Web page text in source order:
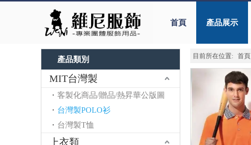
首頁 產品展示
產品類別
MIT台灣製
客製化商品/贈品/熱昇華公版圖
台灣製POLO衫
台灣製T恤
上衣類
目前所在位置: 首頁